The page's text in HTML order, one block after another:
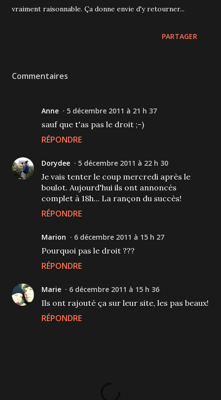
vraiment raisonnable. Ça donne envie d'y retourner...
PARTAGER
Commentaires
Anne 5 décembre 2011 à 21 h 37
sauf que t'as pas le droit ;-)
RÉPONDRE
Dorydee 5 décembre 2011 à 22 h 30
Je vais tenter le coup mercredi après le
boulot. Aujourd'hui ils ont annoncés
complet à 18h... La rançon du succès!
RÉPONDRE
Marion 6 décembre 2011 à 15 h 27
Pourquoi pas le droit ???
RÉPONDRE
Marie 6 décembre 2011 à 15 h 36
Ils ont rajouté ça sur leur site, les pas beaux!
RÉPONDRE